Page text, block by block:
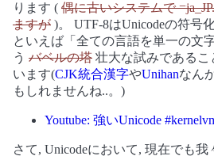
ります ( 偶に古いシステムで
ますが )。 UTF-8はUnicodeの符号
といえば「全ての言語を単一の文
う バベルの塔 壮大な試みである
います(CJK統合漢字やUnihanなん
もしれませんね..。)
Youtube: 強いUnicode
さて, Unicodeにおいて, 現在でも我